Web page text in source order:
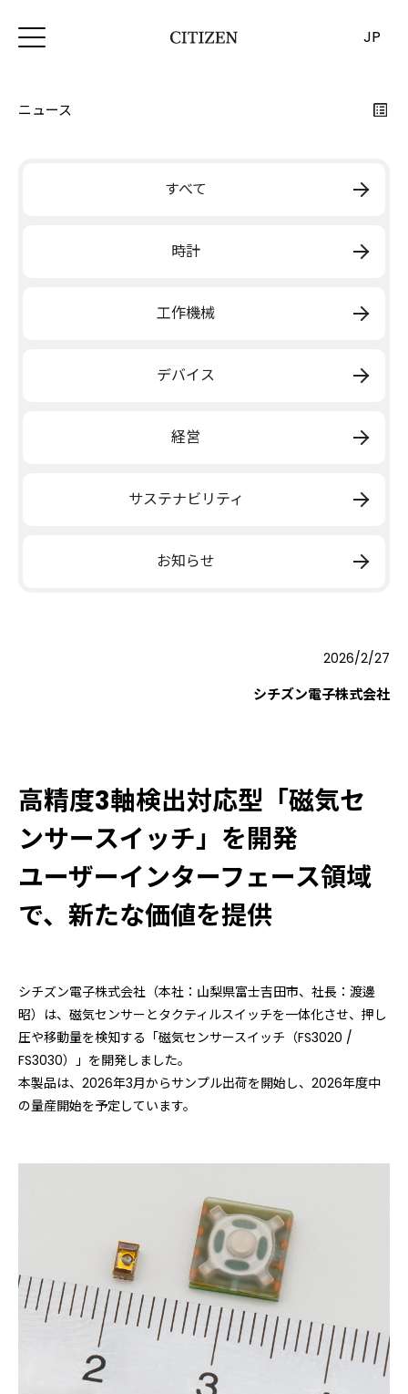
JP
ニュース
すべて
時計
工作機械
デバイス
経営
サステナビリティ
お知らせ
2026/2/27
シチズン電子株式会社
高精度3軸検出対応型「磁気セ
ンサースイッチ」を開発
ユーザーインターフェース領域
で、新たな価値を提供
シチズン電子株式会社（本社：山梨県富士吉田市、社長：渡邊
昭）は、磁気センサーとタクティルスイッチを一体化させ、押し
圧や移動量を検知する「磁気センサースイッチ（FS3020 /
FS3030）」を開発しました。
本製品は、2026年3月からサンプル出荷を開始し、2026年度中
の量産開始を予定しています。